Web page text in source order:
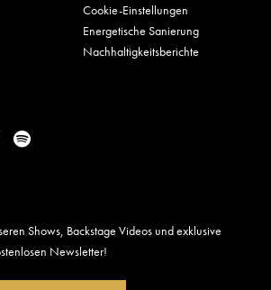
Cookie-Einstellungen
Energetische Sanierung
Nachhaltigkeitsberichte
Shows, Backstage Videos und exklusive
Newsletter!